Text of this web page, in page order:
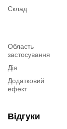
Склад
Область
застосування
Дія
Додатковий
ефект
Відгуки